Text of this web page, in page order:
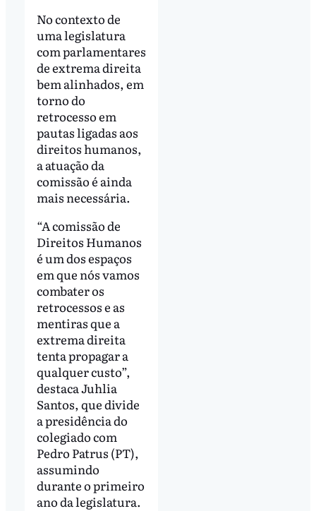
No contexto de
uma legislatura
com parlamentares
de extrema direita
bem alinhados, em
torno do
retrocesso em
pautas ligadas aos
direitos humanos,
a atuação da
comissão é ainda
mais necessária.
“A comissão de
Direitos Humanos
é um dos espaços
em que nós vamos
combater os
retrocessos e as
mentiras que a
extrema direita
tenta propagar a
qualquer custo”,
destaca Juhlia
Santos, que divide
a presidência do
colegiado com
Pedro Patrus (PT),
assumindo
durante o primeiro
ano da legislatura.